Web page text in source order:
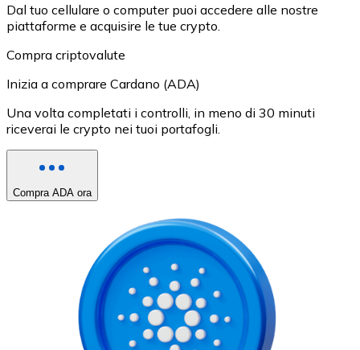
Dal tuo cellulare o computer puoi accedere alle nostre
piattaforme e acquisire le tue crypto.
Compra criptovalute
Inizia a comprare Cardano (ADA)
Una volta completati i controlli, in meno di 30 minuti
riceverai le crypto nei tuoi portafogli.
Compra ADA ora